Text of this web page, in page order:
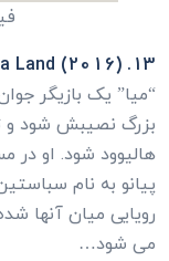
13. La La Land (2016)
“میا” یک بازیگر
بزرگ نصیبش شود و
هالیوود شود. او در
پیانو به نام
رویایی میان آنها
می شود…